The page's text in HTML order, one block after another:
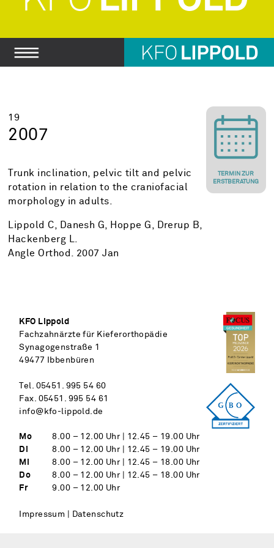
TERMIN ZUR
ERSTBERATUNG
19
2007
Trunk inclination, pelvic tilt and pelvic
rotation in relation to the craniofacial
morphology in adults.
Lippold C Danesh G Hoppe G Drerup B
Hackenberg L.
Angle Orthod. 2007 Jan
KFO Lippold
Fach­zahn­ärzte für Kiefer­orthopädie
Synagogenstraße 1
49477 Ibben­büren
Tel. 05451. 995 54 60
Fax. 05451. 995 54 61
info@kfo-lippold.de
Mo
8.00 – 12.00 Uhr | 12.45 – 19.00 Uhr
Di
8.00 – 12.00 Uhr | 12.45 – 19.00 Uhr
Mi
8.00 – 12.00 Uhr | 12.45 – 18.00 Uhr
Do
8.00 – 12.00 Uhr | 12.45 – 18.00 Uhr
Fr
9.00 – 12.00 Uhr
Impressum Datenschutz